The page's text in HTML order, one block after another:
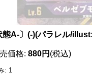
態A-〕(-)(パラレル/
価格: 880円 (税込)
: 1